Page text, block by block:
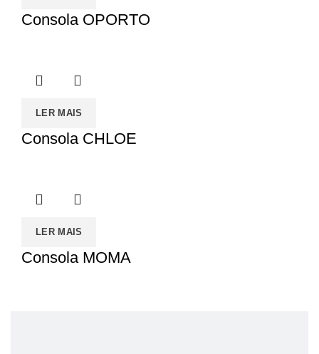
Consola OPORTO
LER MAIS
Consola CHLOE
LER MAIS
Consola MOMA